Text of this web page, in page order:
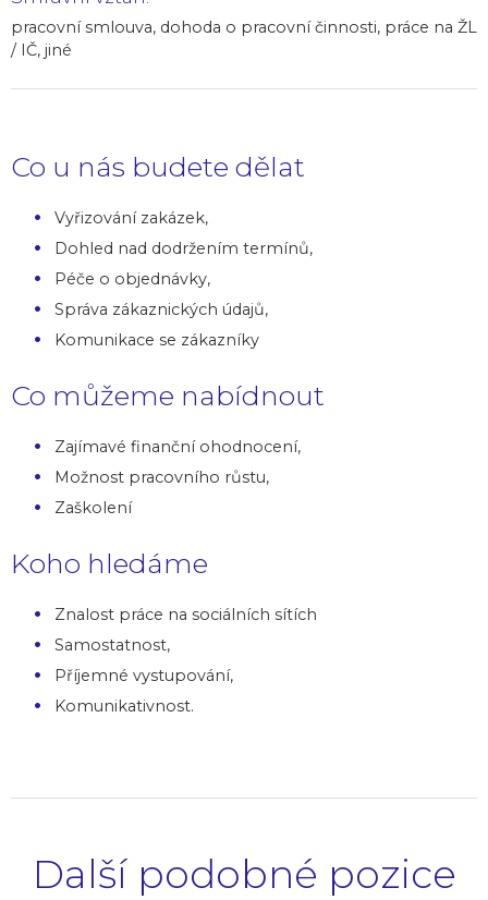
pracovní smlouva, dohoda o pracovní činnosti, práce na ŽL
/ IČ, jiné
Co u nás budete dělat
Vyřizování zakázek,
Dohled nad dodržením termínů,
Péče o objednávky,
Správa zákaznických údajů,
Komunikace se zákazníky
Co můžeme nabídnout
Zajímavé finanční ohodnocení,
Možnost pracovního růstu,
Zaškolení
Koho hledáme
Znalost práce na sociálních sítích
Samostatnost,
Příjemné vystupování,
Komunikativnost.
Další podobné pozice